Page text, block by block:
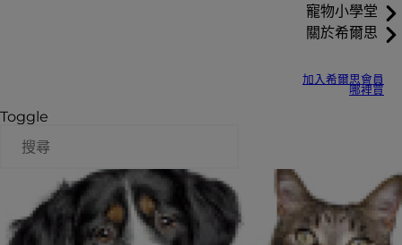
寵物小學堂
關於希爾思
加入希爾思會員
哪裡買
Toggle